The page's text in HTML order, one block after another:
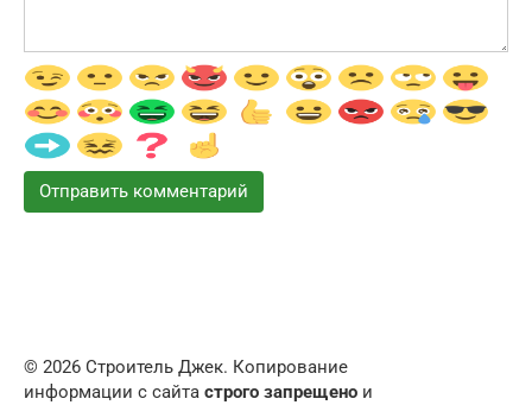
© 2026 Строитель Джек. Копирование
информации с сайта строго запрещено и